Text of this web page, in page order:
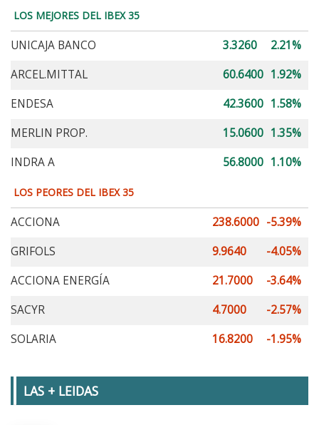
LOS MEJORES DEL IBEX 35
UNICAJA BANCO 3.3260
2.21%
ARCEL.MITTAL
60.6400 1.92%
ENDESA
42.3600 1.58%
MERLIN PROP.
15.0600 1.35%
INDRA A
56.8000 1.10%
LOS PEORES DEL IBEX 35
ACCIONA 238.6000 -5.39%
GRIFOLS
9.9640
-4.05%
ACCIONA ENERGÍA
21.7000
-3.64%
SACYR
4.7000
-2.57%
SOLARIA
16.8200 -1.95%
LAS + LEIDAS